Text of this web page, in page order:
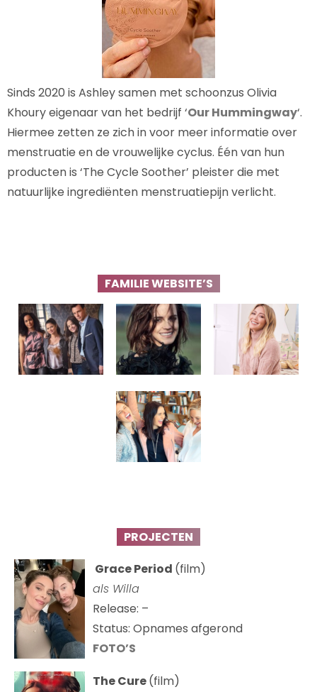
Sinds 2020 is Ashley samen met schoonzus Olivia
Khoury eigenaar van het bedrijf ‘Our Hummingway‘.
Hiermee zetten ze zich in voor meer informatie over
menstruatie en de vrouwelijke cyclus. Één van hun
producten is ‘The Cycle Soother’ pleister die met
natuurlijke ingrediënten menstruatiepijn verlicht.
FAMILIE WEBSITE’S
PROJECTEN
Grace Period (film)
als Willa
Release: –
Status: Opnames afgerond
FOTO’S
The Cure(film)